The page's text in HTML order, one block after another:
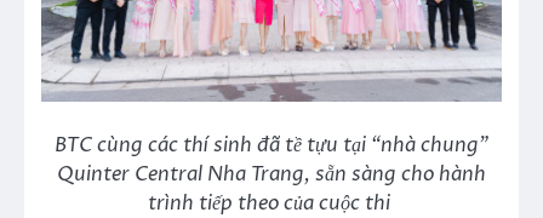
BTC cùng các thí sinh đã tề tựu tại “nhà chung”
Quinter Central Nha Trang, sẵn sàng cho hành
trình tiếp theo của cuộc thi